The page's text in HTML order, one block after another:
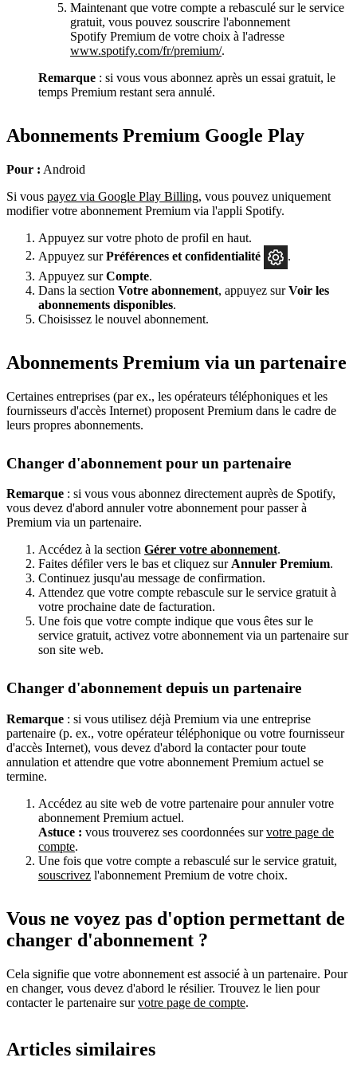
Maintenant que votre compte a rebasculé sur le service
gratuit, vous pouvez souscrire l'abonnement
Spotify Premium de votre choix à l'adresse
www.spotify.com/fr/premium/.
Remarque : si vous vous abonnez après un essai gratuit, le
temps Premium restant sera annulé.
Abonnements Premium Google Play
Pour : Android
Si vous payez via Google Play Billing, vous pouvez uniquement
modifier votre abonnement Premium via l'appli Spotify.
Appuyez sur votre photo de profil en haut.
Appuyez surPréférences et confidentialité
Appuyez surCompte.
Dans la section Votre abonnement, appuyez surVoir les
abonnements disponibles.
Choisissez le nouvel abonnement.
Abonnements Premium via un partenaire
Certaines entreprises (par ex., les opérateurs téléphoniques et les
fournisseurs d'accès Internet) proposent Premium dans le cadre de
leurs propres abonnements.
Changer d'abonnement pour un partenaire
Remarque : si vous vous abonnez directement auprès de Spotify,
vous devez d'abord annuler votre abonnement pour passer à
Premium via un partenaire.
Accédez à la section Gérer votre abonnement.
Faites défiler vers le bas et cliquez sur Annuler Premium.
Continuez jusqu'au message de confirmation.
Attendez que votre compte rebascule sur le service gratuit à
votre prochaine date de facturation.
Une fois que votre compte indique que vous êtes sur le
service gratuit, activez votre abonnement via un partenaire sur
son site web.
Changer d'abonnement depuis un partenaire
Remarque : si vous utilisez déjà Premium via une entreprise
partenaire (p. ex., votre opérateur téléphonique ou votre fournisseur
d'accès Internet), vous devez d'abord la contacter pour toute
annulation et attendre que votre abonnement Premium actuel se
termine.
Accédez au site web de votre partenaire pour annuler votre
abonnement Premium actuel.
Astuce : vous trouverez ses coordonnées survotre page de
compte.
Une fois que votre compte a rebasculé sur le service gratuit,
souscrivez l'abonnement Premium de votre choix.
Vous ne voyez pas d'option permettant de
changer d'abonnement ?
Cela signifie que votre abonnement est associé à un partenaire. Pour
en changer, vous devez d'abord le résilier. Trouvez le lien pour
contacter le partenaire survotre page de compte.
Articles similaires